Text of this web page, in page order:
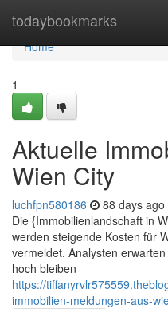
todaybookmarks
Home
Home
1
Aktuelle
Wien City
luchfpn580186 88 days ago
Die {Immobilienlandschaft in
werden steigende Kosten für
vermeldet. Analysten
hoch bleiben
https://
immobilien-meldungen-aus-